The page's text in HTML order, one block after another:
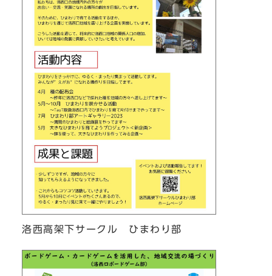
洛西高架下サークル ひまわり部